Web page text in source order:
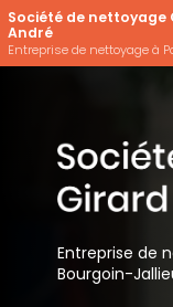
Aller
au
contenu
principal
Société de nettoyage
André
Entreprise de nettoyage à
Entreprise de
Bourgoin-